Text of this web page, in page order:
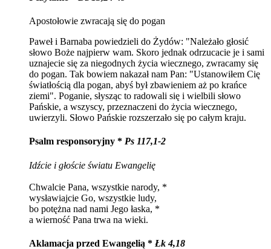
Apostołowie zwracają się do pogan
Paweł i Barnaba powiedzieli do Żydów: "Należało głosić
słowo Boże najpierw wam. Skoro jednak odrzucacie je i sami
uznajecie się za niegodnych życia wiecznego, zwracamy się
do pogan. Tak bowiem nakazał nam Pan: "Ustanowiłem Cię
światłością dla pogan, abyś był zbawieniem aż po krańce
ziemi". Poganie, słysząc to radowali się i wielbili słowo
Pańskie, a wszyscy, przeznaczeni do życia wiecznego,
uwierzyli. Słowo Pańskie rozszerzało się po całym kraju.
Psalm responsoryjny * Ps 117,1-2
Idźcie i głoście światu Ewangelię
Chwalcie Pana, wszystkie narody, *
wysławiajcie Go, wszystkie ludy,
bo potężna nad nami Jego łaska, *
a wierność Pana trwa na wieki.
Aklamacja przed Ewangelią * Łk 4,18